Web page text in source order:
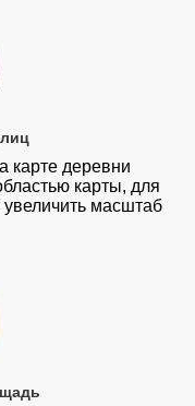
карте деревни
карты, для
масштаб